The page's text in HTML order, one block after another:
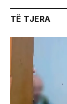
TË TJERA